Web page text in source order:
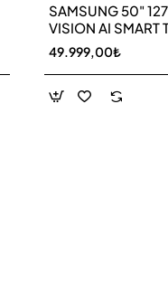
SAMSUNG 50"
VISION AI SMART
UE50M70HAU
49.999,00₺